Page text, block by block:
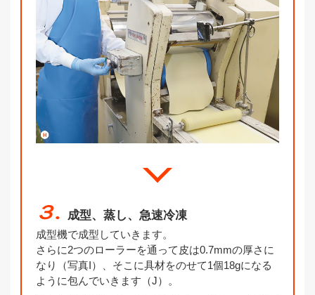
３. 成型、蒸し、急速冷凍
成型機で成型していきます。
さらに2つのローラーを通って皮は0.7mmの厚さに
なり（写真I）、そこに具材をのせて1個18gになる
ように包んでいきます（J）。